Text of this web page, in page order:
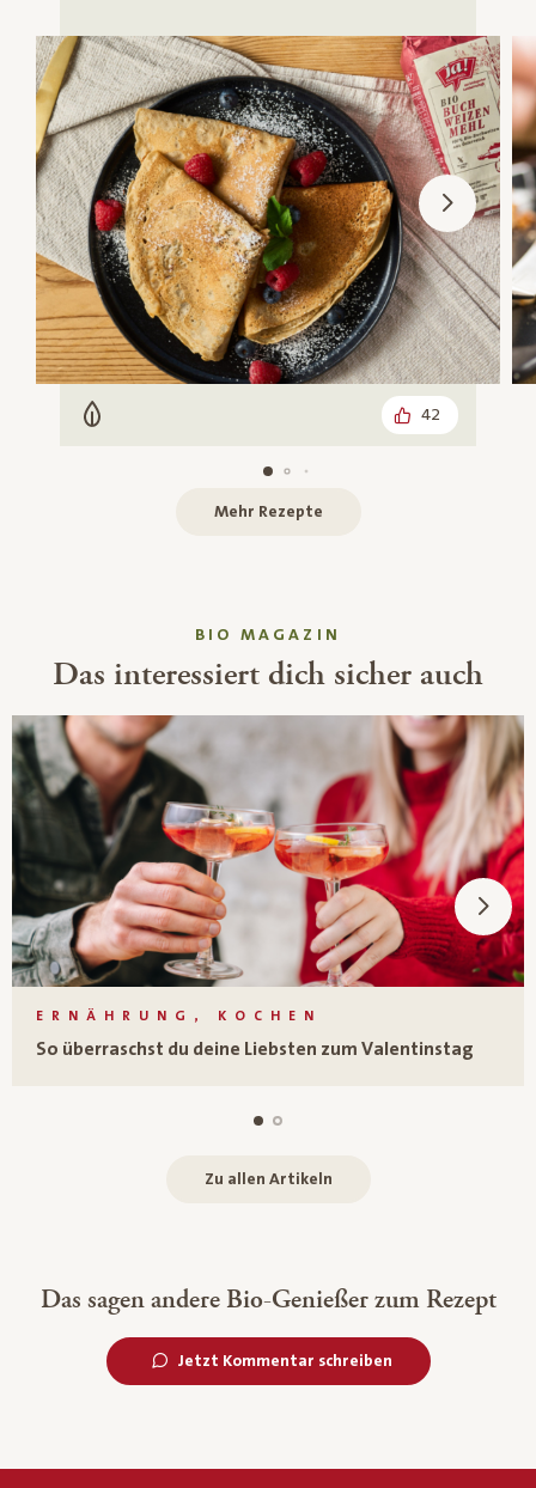
Vegetarisch 42
Mehr Rezepte
BIO MAGAZIN
Das interessiert dich sicher auch
ERNÄHRUNG, KOCHEN
So überraschst du deine Liebsten zum Valentinstag
Zu allen Artikeln
Das sagen andere Bio-Genießer zum Rezept
Jetzt Kommentar schreiben